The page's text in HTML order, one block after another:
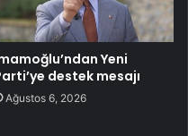
Yeni
destek mesajı
Ağustos 6, 2026